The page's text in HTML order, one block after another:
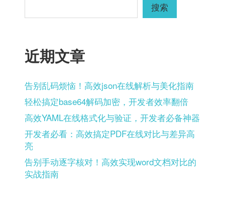
搜索
近期文章
告别乱码烦恼！高效json在线解析与美化指南
轻松搞定base64解码加密，开发者效率翻倍
高效YAML在线格式化与验证，开发者必备神器
开发者必看：高效搞定PDF在线对比与差异高
亮
告别手动逐字核对！高效实现word文档对比的
实战指南